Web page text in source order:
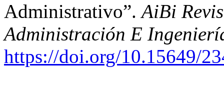
Administrativo”.AiBi
Administración E
https://doi.org/10.15649/